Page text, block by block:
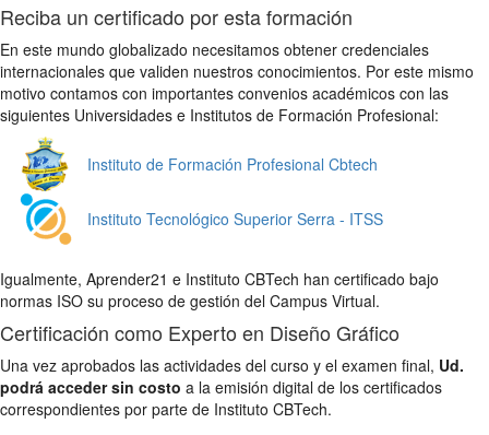
Reciba un certificado por esta formación
En este mundo globalizado necesitamos obtener credenciales
internacionales que validen nuestros conocimientos. Por este mismo
motivo contamos con importantes convenios académicos con las
siguientes Universidades e Institutos de Formación Profesional:
Instituto de Formación Profesional Cbtech
Instituto Tecnológico Superior Serra - ITSS
Igualmente, Aprender21 e Instituto CBTech han certificado bajo
normas ISO su proceso de gestión del Campus Virtual.
Certificación como Experto en Diseño Gráfico
Una vez aprobados las actividades del curso y el examen final, Ud.
podrá acceder sin costo a la emisión digital de los certificados
correspondientes por parte de Instituto CBTech.